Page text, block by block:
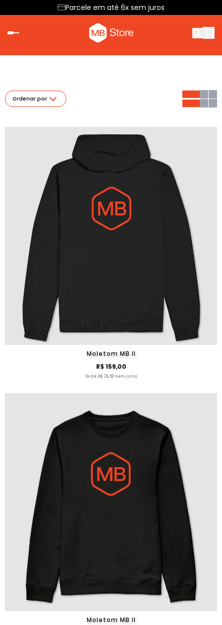
Parcele em até 6x sem juros
Ordenar por
Moletom MB II
R$ 159,00
6x de R$ 26,50 sem juros
Moletom MB II